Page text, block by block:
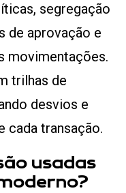
segregação
de aprovação e
movimentações.
trilhas de
desvios e
cada transação.
usadas